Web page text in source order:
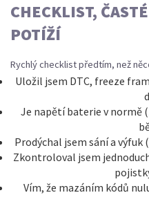
CHECKLIST,
POTÍŽÍ
Rychlý checklist předtím, než
Uložil jsem DTC, freeze
Je napětí baterie v normě
Prodýchal jsem sání a výfuk
Zkontroloval jsem
Vím, že mazáním kódů